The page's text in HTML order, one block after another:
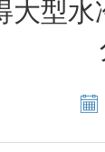
大型